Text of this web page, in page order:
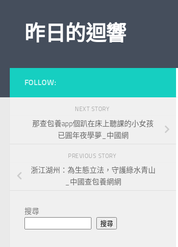
昨日的迴響
FOLLOW:
NEXT STORY
那查包養app個趴在床上聽課的小女孩
已圓年夜學夢_中國網
PREVIOUS STORY
浙江湖州：為生態立法，守護綠水青山
_中國查包養網網
搜尋
搜尋